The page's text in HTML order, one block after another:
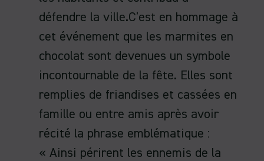
défendre la ville.C’est en hommage à
cet événement que les marmites en
chocolat sont devenues un symbole
incontournable de la fête. Elles sont
remplies de friandises et cassées en
famille ou entre amis après avoir
récité la phrase emblématique :
« Ainsi périrent les ennemis de la